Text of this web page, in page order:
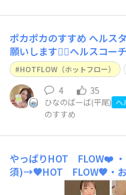
ポカポカのすすめ ヘルス
願いします🙇‍♀️ヘルスコー
ではシラフィットのビュ
年末年始でふえた身体を
か？ 本日中ですのでまだ
と1キロも増
HOTFLOW（ホットフロー）
4 35
ひなのばーば(平尾) ヘ
のすすめ
やっぱりHOT FLOW❤️
須)→🧡HOT FLOW🧡・
あくまでも個人の感想・